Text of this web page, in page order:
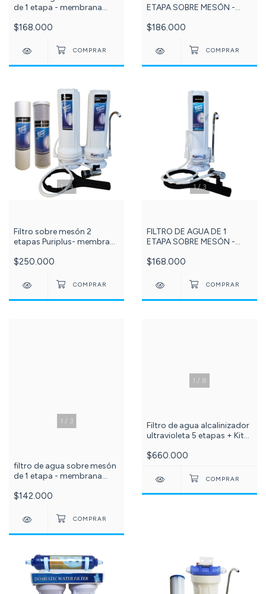
de 1 etapa - membrana
Membrana de Repuesto-
$168.000
ETAPA SOBRE MESÓN -
GAC PURIPLUS + membrana
102 -
$186.000
1/4
Filtro sobre mesón 2
etapas Puriplus- membrana
repuesto - cod- 76 - 572-
$250.000
1/ 3
FILTRO DE AGUA DE 1
ETAPA SOBRE MESÓN -
GAC PURIPLUS - cod - 647-
$168.000
1 / 3
filtro de agua sobre mesón
de 1 etapa - membrana
56-
$142.000
1 / 8
Filtro de agua alcalinizador
ultravioleta 5 etapas + Kit
pulgadas sedimentos,
TUBO UV 6W -c -517-501-
$660.000